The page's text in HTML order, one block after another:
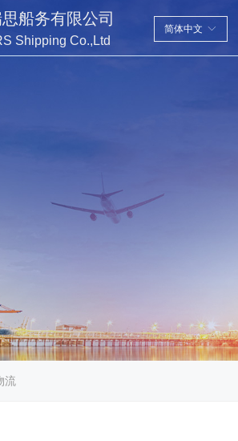
船务有限公司
Shipping Co.,Ltd
ꀅ
简体中文
流